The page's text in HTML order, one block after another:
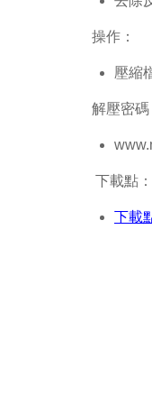
操作：
壓縮
解壓密碼
下載點：
下載